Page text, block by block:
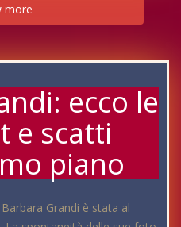
more
ecco le
e scatti
piano
Grandi è stata al